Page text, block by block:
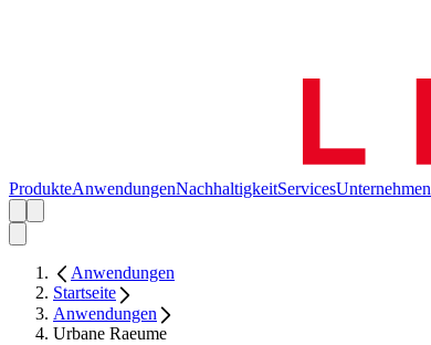
ProdukteAnwendungenNachhaltigkeitServicesUnternehmen
Anwendungen
Startseite
Anwendungen
Urbane Raeume